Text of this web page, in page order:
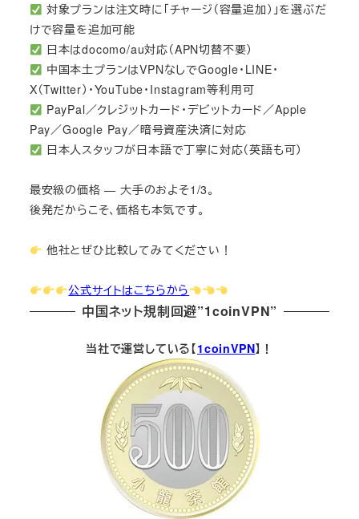
対象プランは注文時に「チャージ（容量追加）」を選ぶだ
けで容量を追加可能
日本はdocomo/au対応（APN切替不要）
中国本土プランはVPNなしでGoogle・LINE・
X（Twitter）・YouTube・Instagram等利用可
PayPal／クレジットカード・デビットカード／Apple
Pay／Google Pay／暗号資産決済に対応
日本人スタッフが日本語で丁寧に対応（英語も可）
最安級の価格 — 大手のおよそ1/3。
後発だからこそ、価格も本気です。
他社とぜひ比較してみてください！
公式サイトはこちらから
中国ネット規制回避”1coinVPN”
当社で運営している【1coinVPN】！